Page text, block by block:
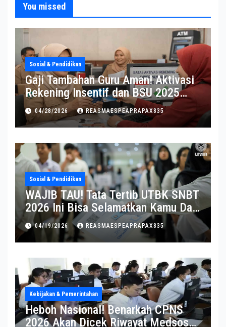
You missed
Sosial & Pendidikan
Gaji Tambahan Guru Aman! Aktivasi
Rekening Insentif dan BSU 2025
Diperpanjang
04/28/2026 REASMAESPEAPRAPAX835
Sosial & Pendidikan
WAJIB TAU! Tata Tertib UTBK SNBT
2026 Ini Bisa Selamatkan Kamu Dari
Diskualifikasi
04/19/2026 REASMAESPEAPRAPAX835
Kebijakan & Pemerintahan
Heboh Nasional! Benarkah CPNS
2026 Akan Dicek Riwayat Medsos?